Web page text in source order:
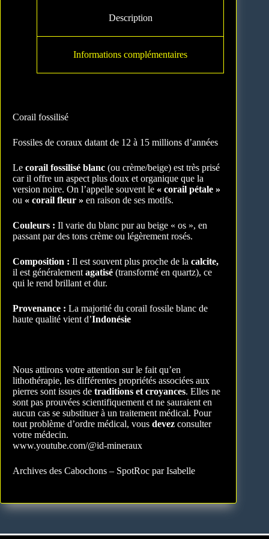
Description
Informations complémentaires
Corail fossilisé
Fossiles de coraux datant de 12 à 15 millions d’années
Le corail fossilisé blanc (ou crème/beige) est très prisé
car il offre un aspect plus doux et organique que la
version noire. On l’appelle souvent le « corail pétale »
ou « corail fleur » en raison de ses motifs.
Couleurs : Il varie du blanc pur au beige « os », en
passant par des tons crème ou légèrement rosés.
Composition : Il est souvent plus proche de la calcite,
il est généralement agatisé (transformé en quartz), ce
qui le rend brillant et dur.
Provenance : La majorité du corail fossile blanc de
haute qualité vient d’Indonésie
Nous attirons votre attention sur le fait qu’en
lithothérapie, les différentes propriétés associées aux
pierres sont issues de traditions et croyances. Elles ne
sont pas prouvées scientifiquement et ne sauraient en
aucun cas se substituer à un traitement médical. Pour
tout problème d’ordre médical, vous devez consulter
votre médecin.
www.youtube.com/@id-mineraux
Archives des Cabochons – SpotRoc par Isabelle